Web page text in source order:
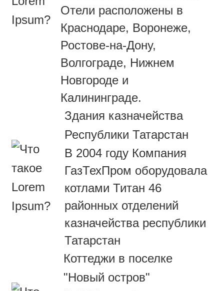
Отели расположены в
Краснодаре, Воронеже,
Ростове-на-Дону,
Волгограде, Нижнем
Новгороде и
Калининграде.
Здания казначейства
Республики Татарстан
В 2004 году Компания
ГазТехПром оборудовала
котлами Титан 46
районных отделений
казначейства республики
Татарстан
Коттеджи в поселке
"Новый остров"